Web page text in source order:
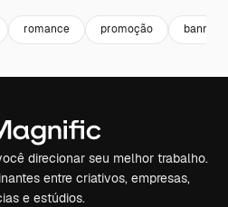
romance promoção banner
direcionar seu melhor trabalho.
entre criativos, empresas,
e estúdios.